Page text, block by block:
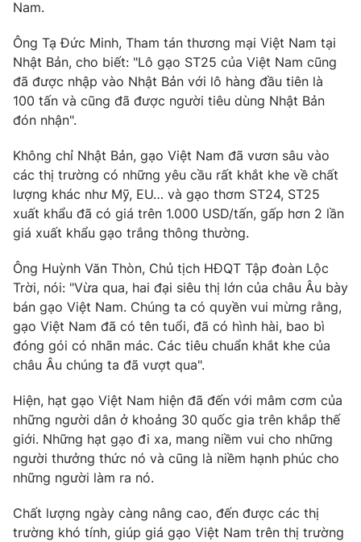
Nam.
Ông Tạ Đức Minh, Tham tán thương mại Việt Nam tại
Nhật Bản, cho biết: "Lô gạo ST25 của Việt Nam cũng
đã được nhập vào Nhật Bản với lô hàng đầu tiên là
100 tấn và cũng đã được người tiêu dùng Nhật Bản
đón nhận".
Không chỉ Nhật Bản, gạo Việt Nam đã vươn sâu vào
các thị trường có những yêu cầu rất khắt khe về chất
lượng khác như Mỹ, EU… và gạo thơm ST24, ST25
xuất khẩu đã có giá trên 1.000 USD/tấn, gấp hơn 2 lần
giá xuất khẩu gạo trắng thông thường.
Ông Huỳnh Văn Thòn, Chủ tịch HĐQT Tập đoàn Lộc
Trời, nói: "Vừa qua, hai đại siêu thị lớn của châu Âu bày
bán gạo Việt Nam. Chúng ta có quyền vui mừng rằng,
gạo Việt Nam đã có tên tuổi, đã có hình hài, bao bì
đóng gói có nhãn mác. Các tiêu chuẩn khắt khe của
châu Âu chúng ta đã vượt qua".
Hiện, hạt gạo Việt Nam hiện đã đến với mâm cơm của
những người dân ở khoảng 30 quốc gia trên khắp thế
giới. Những hạt gạo đi xa, mang niềm vui cho những
người thưởng thức nó và cũng là niềm hạnh phúc cho
những người làm ra nó.
Chất lượng ngày càng nâng cao, đến được các thị
trường khó tính, giúp giá gạo Việt Nam trên thị trường